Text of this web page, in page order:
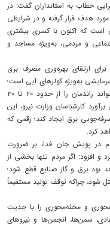
خطاب به استانداران گفت: در
هدف قرار گرفته و در شرایطی
است که اکنون با کسری بیشتری
و مردمی، به‌ویژه مساجد و
ارتقای بهره‌وری مصرف برق
به‌ویژه کولرهای آبی است؛
تعویض موتورهای کم‌بازده با موتورهای پربازده می‌تواند راندمان را از حدود ۲۰ تا ۳۰
و بر اساس برآورد کارشناسان وزارت نیرو، این
بین ۷ تا ۸ هزار مگاوات صرفه‌جویی برق ایجاد کند؛ رقمی که
کرد.
مشارکت ۳۰ میلیونی مردم در پویش‌ جان فدا، بر ضرورت
و افزود: اگر مردم تنها بخشی از
بود برق و گاز صنایع قطع شود؛
شود، چراکه توقف تولید مستقیماً
و محله‌محوری را با جدیت
سمن‌ها، انجمن‌ها و نیروهای